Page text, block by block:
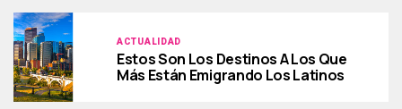
ACTUALIDAD
Estos Son Los Destinos A Los Que
Más Están Emigrando Los Latinos